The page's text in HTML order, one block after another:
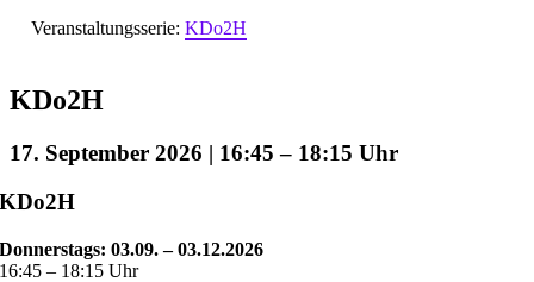
Veranstaltungsserie: KDo2H
KDo2H
17. September 2026 | 16:45 – 18:15
KDo2H
Donnerstags: 03.09. – 03.12.2026
16:45 – 18:15 Uhr